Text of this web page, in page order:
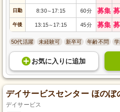
日勤 8:30～ 17:15 60分 募集
午後 13:15～ 17:15 45分 募集
50代活躍 未経験可 新卒可 年齢不問
お気に入り に追加
デイサービスセンター ほのぼ
デイサービス